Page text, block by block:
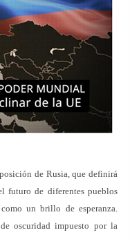
de Rusia, que definirá
futuro de diferentes pueblos
un brillo de esperanza.
oscuridad impuesto por la